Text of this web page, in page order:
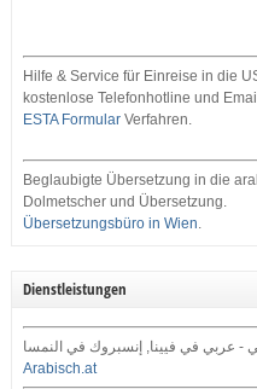
Hilfe & Service für Einreise in die
kostenlose Telefonhotline und
ESTA FormularVerfahren.
Beglaubigte Übersetzung in die
Dolmetscher und Übersetzung.
Übersetzungsbüro in Wien.
Dienstleistungen
- عربي في فيينا, إنسبروك في النمسا
Arabisch.at